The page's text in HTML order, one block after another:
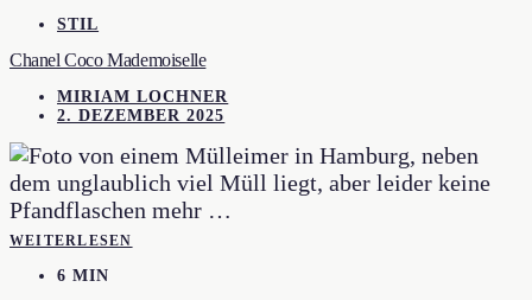
STIL
Chanel Coco Mademoiselle
MIRIAM LOCHNER
2. DEZEMBER 2025
WEITERLESEN
6 MIN